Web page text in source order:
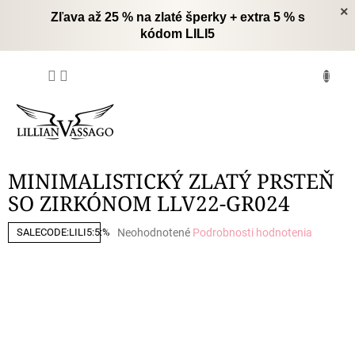
×
Zľava až 25 % na zlaté šperky + extra 5 % s
kódom LILI5
MINIMALISTICKÝ ZLATÝ PRSTEŇ
SO ZIRKÓNOM LLV22-GR024
SALECODE:LILI5:5:%
Priemerné
Neohodnotené Podrobnosti hodnotenia